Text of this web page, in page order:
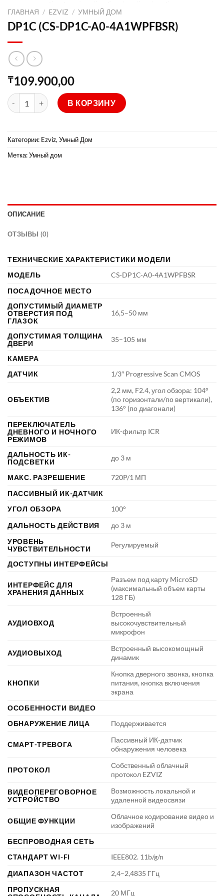
ГЛАВНАЯ / EZVIZ / УМНЫЙ ДОМ
DP1C (CS-DP1C-A0-4A1WPFBSR)
₸109.900,00
Количество товара DP1C (CS-DP1C-A0-4A1WPFBSR)
В КОРЗИНУ
Категории: Ezviz, Умный Дом
Метка:Умный дом
ОПИСАНИЕ
ОТЗЫВЫ (0)
ТЕХНИЧЕСКИЕ ХАРАКТЕРИСТИКИ МОДЕЛИ
МОДЕЛЬ
CS-DP1C-A0-4A1WPFBSR
ПОСАДОЧНОЕ МЕСТО
ДОПУСТИМЫЙ ДИАМЕТР
ОТВЕРСТИЯ ПОД
ГЛАЗОК
16,5–50 мм
ДОПУСТИМАЯ ТОЛЩИНА
ДВЕРИ
35–105 мм
КАМЕРА
ДАТЧИК
1/3″ Progressive Scan CMOS
ОБЪЕКТИВ
2,2 мм, F2.4, угол обзора: 104°
(по горизонтали/по вертикали),
136° (по диагонали)
ПЕРЕКЛЮЧАТЕЛЬ
ДНЕВНОГО И НОЧНОГО
РЕЖИМОВ
ИК-фильтр ICR
ДАЛЬНОСТЬ ИК-
ПОДСВЕТКИ
до 3 м
МАКС. РАЗРЕШЕНИЕ
720P/1 МП
ПАССИВНЫЙ ИК-ДАТЧИК
УГОЛ ОБЗОРА
100°
ДАЛЬНОСТЬ ДЕЙСТВИЯ
до 3 м
УРОВЕНЬ
ЧУВСТВИТЕЛЬНОСТИ
Регулируемый
ДОСТУПНЫ ИНТЕРФЕЙСЫ
ИНТЕРФЕЙС ДЛЯ
ХРАНЕНИЯ ДАННЫХ
Разъем под карту MicroSD
(максимальный объем карты
128 ГБ)
АУДИОВХОД
Встроенный
высокочувствительный
микрофон
АУДИОВЫХОД
Встроенный высокомощный
динамик
КНОПКИ
Кнопка дверного звонка, кнопка
питания, кнопка включения
экрана
ОСОБЕННОСТИ ВИДЕО
ОБНАРУЖЕНИЕ ЛИЦА
Поддерживается
СМАРТ-ТРЕВОГА
Пассивный ИК-датчик
обнаружения человека
ПРОТОКОЛ
Собственный облачный
протокол EZVIZ
ВИДЕОПЕРЕГОВОРНОЕ
УСТРОЙСТВО
Возможность локальной и
удаленной видеосвязи
ОБЩИЕ ФУНКЦИИ
Облачное кодирование видео и
изображений
БЕСПРОВОДНАЯ СЕТЬ
СТАНДАРТ WI-FI
IEEE802. 11b/g/n
ДИАПАЗОН ЧАСТОТ
2,4–2,4835 ГГц
ПРОПУСКНАЯ
20 МГц